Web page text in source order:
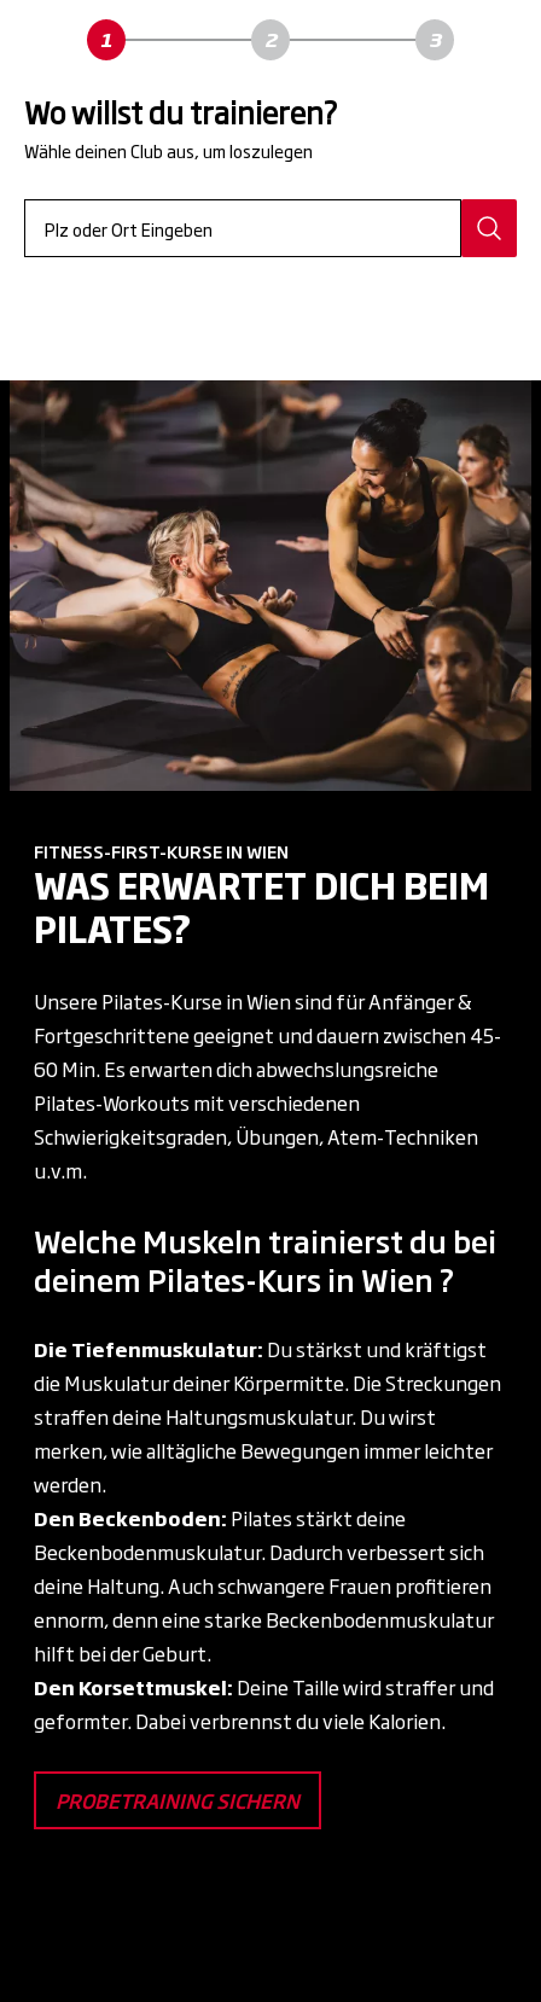
Wo willst du trainieren?
Wähle deinen Club aus, um loszulegen
FITNESS-FIRST-KURSE IN WIEN
WAS ERWARTET DICH BEIM
PILATES?
Unsere Pilates-Kurse in Wien sind für Anfänger &
Fortgeschrittene geeignet und dauern zwischen 45-
60 Min. Es erwarten dich abwechslungsreiche
Pilates-Workouts mit verschiedenen
Schwierigkeitsgraden, Übungen, Atem-Techniken
u.v.m.
Welche Muskeln trainierst du bei
deinem Pilates-Kurs in Wien ?
Die Tiefenmuskulatur: Du stärkst und kräftigst
die Muskulatur deiner Körpermitte. Die Streckungen
straffen deine Haltungsmuskulatur. Du wirst
merken, wie alltägliche Bewegungen immer leichter
werden.
Den Beckenboden: Pilates stärkt deine
Beckenbodenmuskulatur. Dadurch verbessert sich
deine Haltung. Auch schwangere Frauen profitieren
ennorm, denn eine starke Beckenbodenmuskulatur
hilft bei der Geburt.
Den Korsettmuskel: Deine Taille wird straffer und
geformter. Dabei verbrennst du viele Kalorien.
PROBETRAINING SICHERN